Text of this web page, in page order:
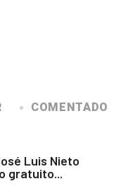
COMENTADO
Luis Nieto
gratuito...